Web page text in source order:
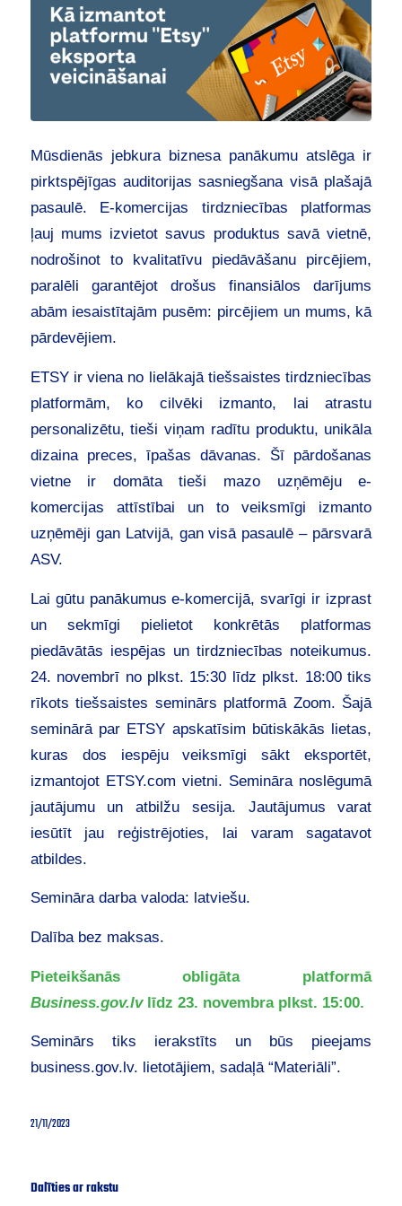
Mūsdienās jebkura biznesa panākumu atslēga ir
pirktspējīgas auditorijas sasniegšana visā plašajā
pasaulē. E-komercijas tirdzniecības platformas
ļauj mums izvietot savus produktus savā vietnē,
nodrošinot to kvalitatīvu piedāvāšanu pircējiem,
paralēli garantējot drošus finansiālos darījums
abām iesaistītajām pusēm: pircējiem un mums, kā
pārdevējiem.
ETSY ir viena no lielākajā tiešsaistes tirdzniecības
platformām, ko cilvēki izmanto, lai atrastu
personalizētu, tieši viņam radītu produktu, unikāla
dizaina preces, īpašas dāvanas. Šī pārdošanas
vietne ir domāta tieši mazo uzņēmēju e-
komercijas attīstībai un to veiksmīgi izmanto
uzņēmēji gan Latvijā, gan visā pasaulē – pārsvarā
ASV.
Lai gūtu panākumus e-komercijā, svarīgi ir izprast
un sekmīgi pielietot konkrētās platformas
piedāvātās iespējas un tirdzniecības noteikumus.
24. novembrī no plkst. 15:30 līdz plkst. 18:00 tiks
rīkots tiešsaistes seminārs platformā Zoom. Šajā
seminārā par ETSY apskatīsim būtiskākās lietas,
kuras dos iespēju veiksmīgi sākt eksportēt,
izmantojot ETSY.com vietni. Semināra noslēgumā
jautājumu un atbilžu sesija. Jautājumus varat
iesūtīt jau reģistrējoties, lai varam sagatavot
atbildes.
Semināra darba valoda: latviešu.
Dalība bez maksas.
Pieteikšanās obligāta platformā
Business.gov.lvlīdz 23. novembra plkst. 15:00.
Seminārs tiks ierakstīts un būs pieejams
business.gov.lv. lietotājiem, sadaļā “Materiāli”.
21/11/2023
Dalīties ar rakstu